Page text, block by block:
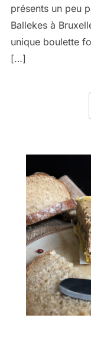
présents un peu
Ballekes à
unique boulette
[…]